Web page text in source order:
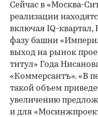
Сейчас в «Москва-
реализации
включая IQ-квартал,
фазу башни
выход на рынок
титул» Года
«Коммерсантъ». «В
такой объем
увеличению
и для